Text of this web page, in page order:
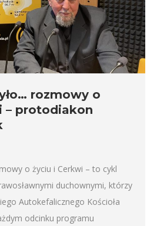
rozmowy o
– protodiakon
o życiu i Cerkwi – to cykl
duchownymi, którzy
Autokefalicznego Kościoła
odcinku programu